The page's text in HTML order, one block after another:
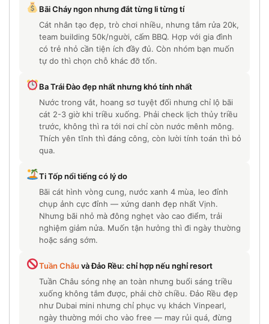
Bãi Cháy ngon nhưng đắt từng li từng tí
Cát nhân tạo đẹp, trò chơi nhiều, nhưng tắm rửa 20k,
team building 50k/người, cấm BBQ. Hợp với gia đình
có trẻ nhỏ cần tiện ích đầy đủ. Còn nhóm bạn muốn
tự do thì chọn chỗ khác đỡ tốn.
Ba Trái Đào đẹp nhất nhưng khó tính nhất
Nước trong vắt, hoang sơ tuyệt đối nhưng chỉ lộ bãi
cát 2-3 giờ khi triều xuống. Phải check lịch thủy triều
trước, không thì ra tới nơi chỉ còn nước mênh mông.
Thích yên tĩnh thì đáng công, còn lười tính toán thì bỏ
qua.
Ti Tốp nổi tiếng có lý do
Bãi cát hình vòng cung, nước xanh 4 mùa, leo đỉnh
chụp ảnh cực đỉnh — xứng danh đẹp nhất Vịnh.
Nhưng bãi nhỏ mà đông nghẹt vào cao điểm, trải
nghiệm giảm nửa. Muốn tận hưởng thì đi ngày thường
hoặc sáng sớm.
Tuần Châu và Đảo Rều: chỉ hợp nếu nghỉ resort
Tuần Châu sóng nhẹ an toàn nhưng buổi sáng triều
xuống không tắm được, phải chờ chiều. Đảo Rều đẹp
như Dubai mini nhưng chỉ phục vụ khách Vinpearl,
ngày thường mới cho vào free — may rủi quá, đừng